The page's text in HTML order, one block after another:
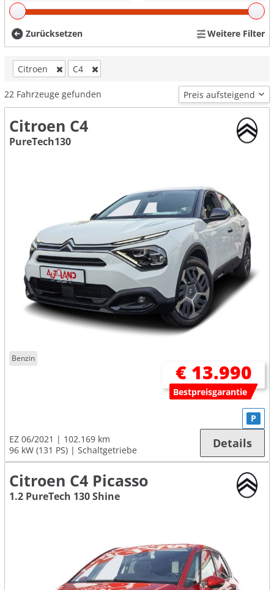
Zurücksetzen Weitere Filter
Citroen C4
22 Fahrzeuge gefunden
Citroen C4
PureTech130
Benzin
€ 13.990
Bestpreisgarantie
EZ 06/2021
102.169 km
96 kW (131 PS)
Schaltgetriebe
P
Details
Citroen C4 Picasso
1.2 PureTech 130 Shine